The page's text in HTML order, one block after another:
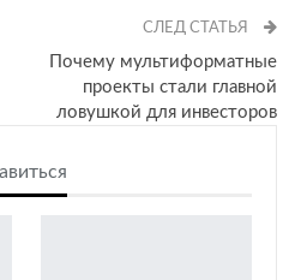
СЛЕД СТАТЬЯ
Почему мультиформатные
проекты стали главной
ловушкой для инвесторов